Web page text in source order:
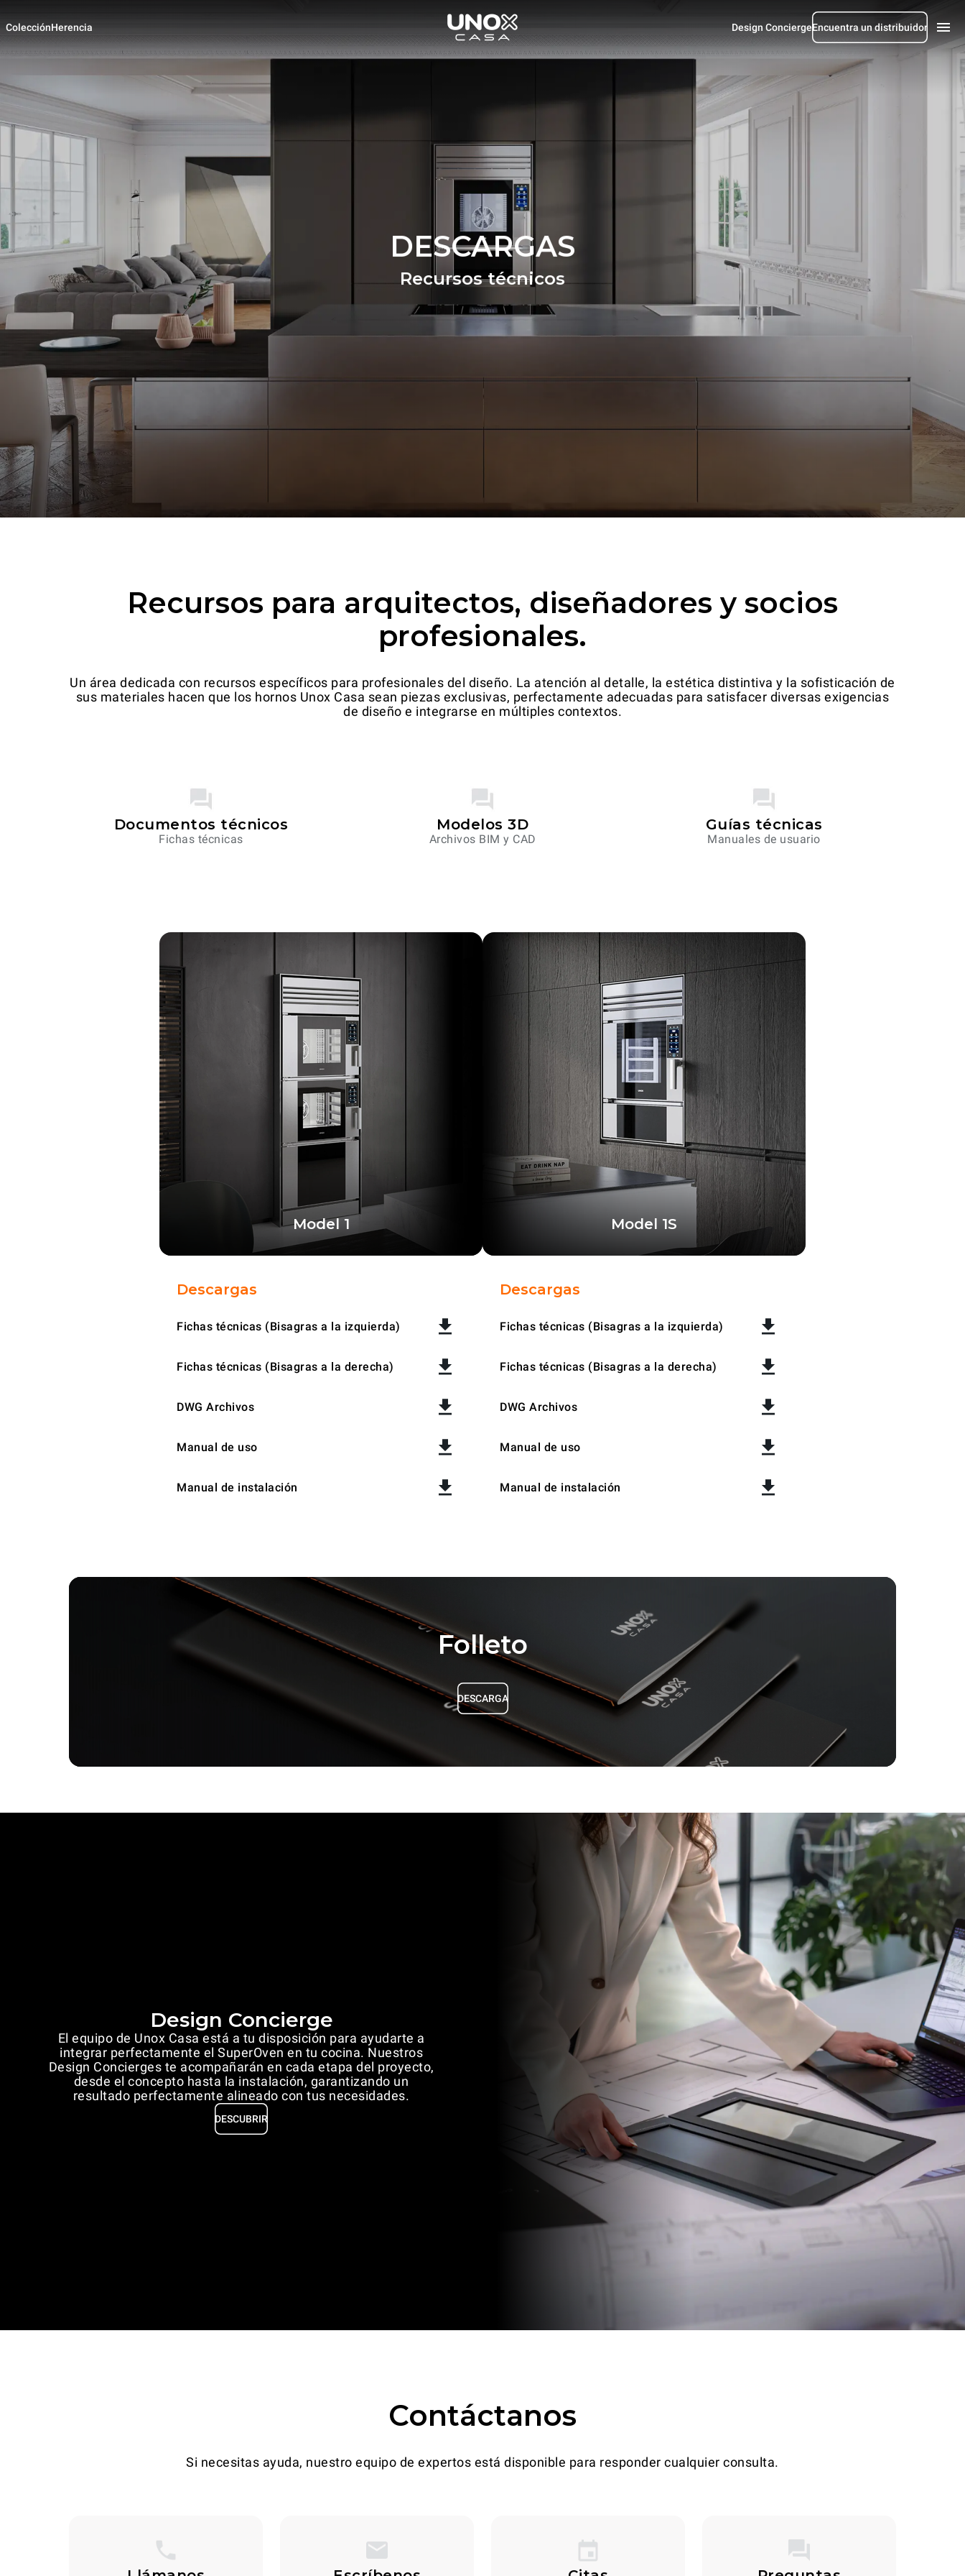
ColecciónHerencia Design ConciergeEncuentra un distribuidor
DESCARGAS
Recursos técnicos
Recursos para arquitectos, diseñadores y socios
profesionales.
Un área dedicada con recursos específicos para profesionales del diseño. La atención al detalle, la estética distintiva y la sofisticación de
sus materiales hacen que los hornos Unox Casa sean piezas exclusivas, perfectamente adecuadas para satisfacer diversas exigencias
de diseño e integrarse en múltiples contextos.
Documentos técnicos
Fichas técnicas
Modelos 3D
Archivos BIM y CAD
Guías técnicas
Manuales de usuario
Model 1
Descargas
Fichas técnicas (Bisagras a la izquierda)
Fichas técnicas (Bisagras a la derecha)
DWG Archivos
Manual de uso
Manual de instalación
Model 1S
Descargas
Fichas técnicas (Bisagras a la izquierda)
Fichas técnicas (Bisagras a la derecha)
DWG Archivos
Manual de uso
Manual de instalación
Folleto
DESCARGA
Design Concierge
El equipo de Unox Casa está a tu disposición para ayudarte a
integrar perfectamente el SuperOven en tu cocina. Nuestros
Design Concierges te acompañarán en cada etapa del proyecto,
desde el concepto hasta la instalación, garantizando un
resultado perfectamente alineado con tus necesidades.
DESCUBRIR
Contáctanos
Si necesitas ayuda, nuestro equipo de expertos está disponible para responder cualquier consulta.